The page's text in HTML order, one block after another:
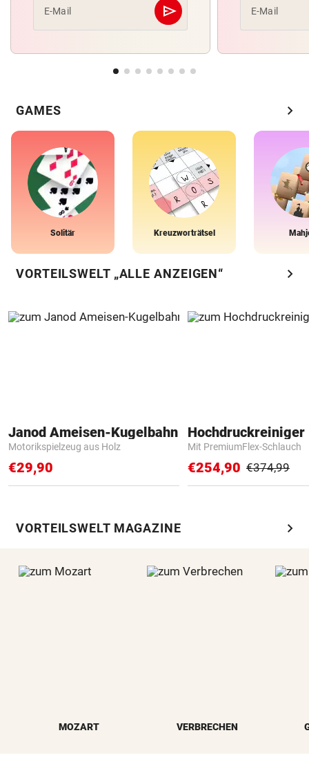
E-Mail send
Abschicken E-Mail
GAMES chevron_right
Solitär Kreuzworträtsel
VORTEILSWELT „ALLE ANZEIGEN“ chevron_right
Janod Ameisen-Kugelbahn
Motorikspielzeug aus Holz
€29,90
Hochdruckreiniger
Mit PremiumFlex-Schlauch
€254,90 €374,99
VORTEILSWELT MAGAZINE chevron_right
MOZART VERBRECHEN